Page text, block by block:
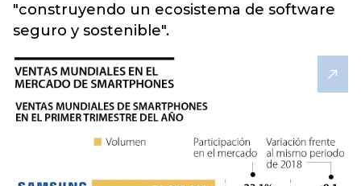
"construyendo un ecosistema de software
seguro y sostenible".